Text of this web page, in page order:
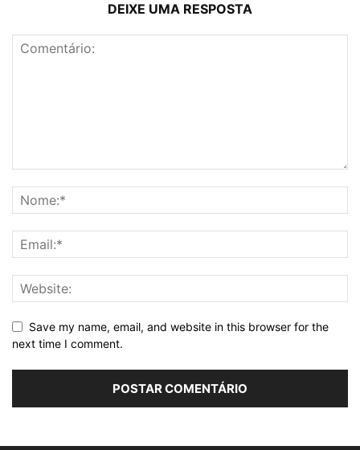
DEIXE UMA RESPOSTA
Save my name, email, and website in this browser for the
next time I comment.